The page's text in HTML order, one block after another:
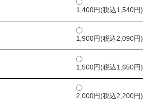
1,400円(税込1,540円)
1,900円(税込2,090円)
1,500円(税込1,650円)
2,000円(税込2,200円)